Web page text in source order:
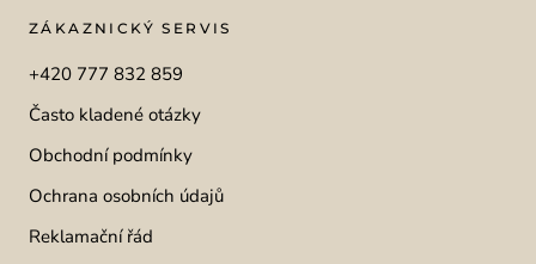
ZÁKAZNICKÝ SERVIS
+420 777 832 859
Často kladené otázky
Obchodní podmínky
Ochrana osobních údajů
Reklamační řád